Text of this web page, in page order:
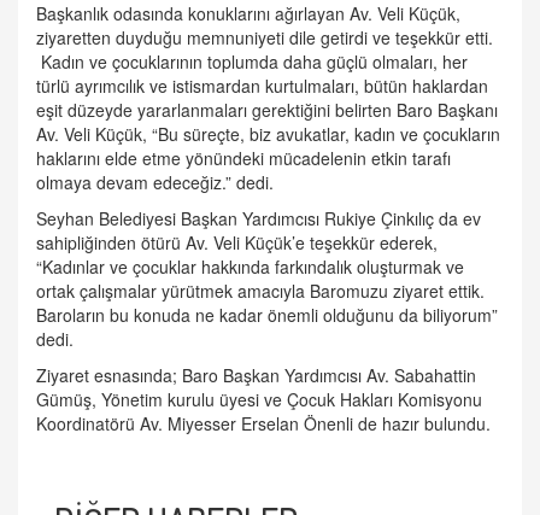
Başkanlık odasında konuklarını ağırlayan Av. Veli Küçük,
ziyaretten duyduğu memnuniyeti dile getirdi ve teşekkür etti.
Kadın ve çocuklarının toplumda daha güçlü olmaları, her
türlü ayrımcılık ve istismardan kurtulmaları, bütün haklardan
eşit düzeyde yararlanmaları gerektiğini belirten Baro Başkanı
Av. Veli Küçük, “Bu süreçte, biz avukatlar, kadın ve çocukların
haklarını elde etme yönündeki mücadelenin etkin tarafı
olmaya devam edeceğiz.” dedi.
Seyhan Belediyesi Başkan Yardımcısı Rukiye Çinkılıç da ev
sahipliğinden ötürü Av. Veli Küçük’e teşekkür ederek,
“Kadınlar ve çocuklar hakkında farkındalık oluşturmak ve
ortak çalışmalar yürütmek amacıyla Baromuzu ziyaret ettik.
Baroların bu konuda ne kadar önemli olduğunu da biliyorum”
dedi.
Ziyaret esnasında; Baro Başkan Yardımcısı Av. Sabahattin
Gümüş, Yönetim kurulu üyesi ve Çocuk Hakları Komisyonu
Koordinatörü Av. Miyesser Erselan Önenli de hazır bulundu.